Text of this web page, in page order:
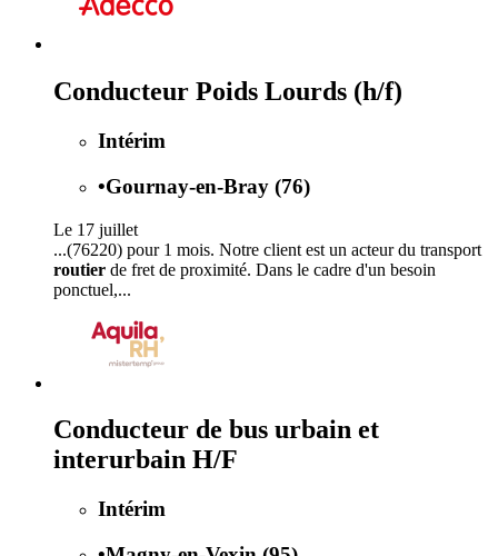
Conducteur Poids Lourds (h/f)
Intérim
•Gournay-en-Bray (76)
Le 17 juillet
...(76220) pour 1 mois. Notre client est un acteur du transport
routier de fret de proximité. Dans le cadre d'un besoin
ponctuel,...
Conducteur de bus urbain et
interurbain H/F
Intérim